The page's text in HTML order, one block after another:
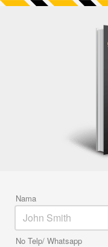
Nama
No Telp/ Whatsapp